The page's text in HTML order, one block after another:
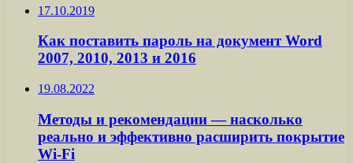
17.10.2019
Как поставить пароль на документ Word
2007, 2010, 2013 и 2016
19.08.2022
Методы и рекомендации — насколько
реально и эффективно расширить покрытие
Wi-Fi